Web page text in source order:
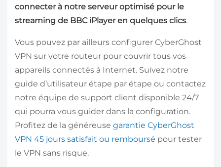
connecter à notre serveur optimisé pour le
streaming de BBC iPlayer en quelques clics.
Vous pouvez par ailleurs configurer CyberGhost
VPN sur votre routeur pour couvrir tous vos
appareils connectés à Internet. Suivez notre
guide d’utilisateur étape par étape ou contactez
notre équipe de support client disponible 24/7
qui pourra vous guider dans la configuration.
Profitez de la généreuse garantie CyberGhost
VPN 45 jours satisfait ou remboursé pour tester
le VPN sans risque.